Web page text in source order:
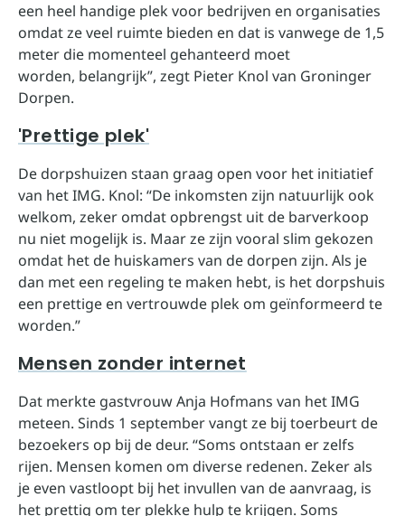
een heel handige plek voor bedrijven en organisaties
omdat ze veel ruimte bieden en dat is vanwege de 1,5
meter die momenteel gehanteerd moet
worden, belangrijk”, zegt Pieter Knol van Groninger
Dorpen.
'Prettige plek'
De dorpshuizen staan graag open voor het initiatief
van het IMG. Knol: “De inkomsten zijn natuurlijk ook
welkom, zeker omdat opbrengst uit de barverkoop
nu niet mogelijk is. Maar ze zijn vooral slim gekozen
omdat het de huiskamers van de dorpen zijn. Als je
dan met een regeling te maken hebt, is het dorpshuis
een prettige en vertrouwde plek om geïnformeerd te
worden.”
Mensen zonder internet
Dat merkte gastvrouw Anja Hofmans van het IMG
meteen. Sinds 1 september vangt ze bij toerbeurt de
bezoekers op bij de deur. “Soms ontstaan er zelfs
rijen. Mensen komen om diverse redenen. Zeker als
je even vastloopt bij het invullen van de aanvraag, is
het prettig om ter plekke hulp te krijgen. Soms